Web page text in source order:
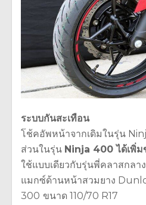
ระบบกันสะเทือน
โช้คอัพหน้าจากเดิมในรุ่น
ส่วนในรุ่น Ninja 400 ได้เพิ่
ใช้แบบเดียวกับรุ่นพี่คลาสกลา
แมกซ์ด้านหน้าสวมยาง
300 ขนาด 110/70 R17